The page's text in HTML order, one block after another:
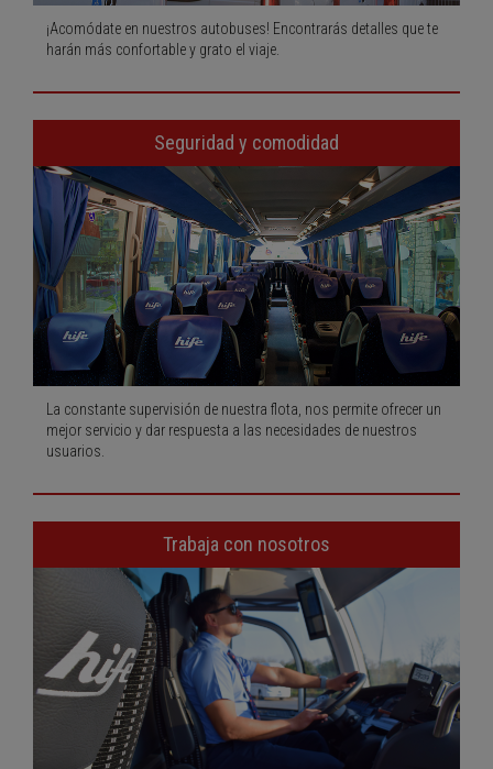
¡Acomódate en nuestros autobuses! Encontrarás detalles que te
harán más confortable y grato el viaje.
Seguridad y comodidad
La constante supervisión de nuestra flota, nos permite ofrecer un
mejor servicio y dar respuesta a las necesidades de nuestros
usuarios.
Trabaja con nosotros